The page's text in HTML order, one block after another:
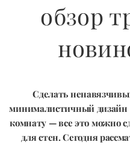
обзор
Сделать
минималистичный дизайн
комнату — все это можно
для стен. Сегодня